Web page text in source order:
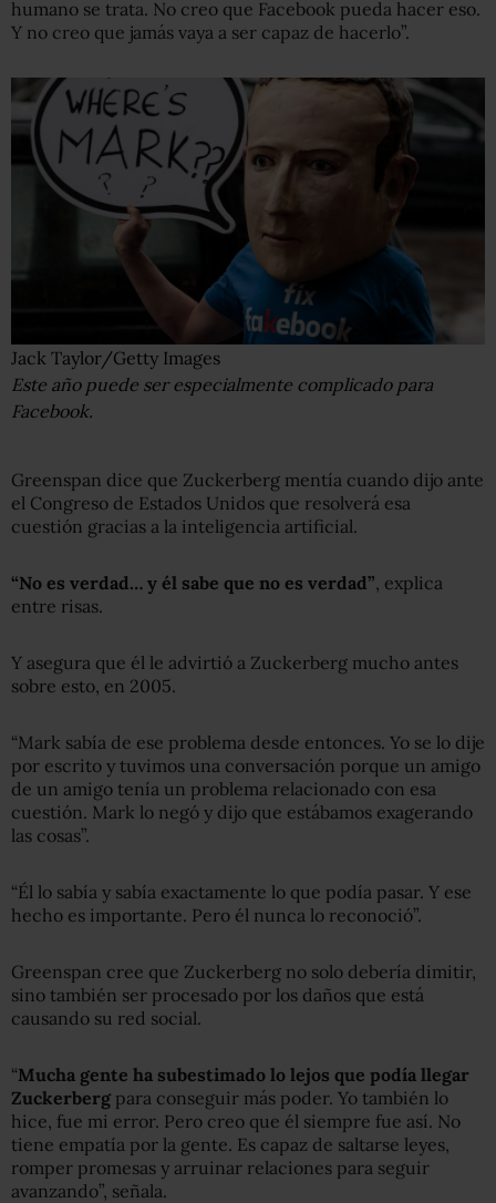
humano se trata. No creo que Facebook pueda hacer eso.
Y no creo que jamás vaya a ser capaz de hacerlo”.
Jack Taylor/Getty Images
Este año puede ser especialmente complicado para
Facebook.
Greenspan dice que Zuckerberg mentía cuando dijo ante
el Congreso de Estados Unidos que resolverá esa
cuestión gracias a la inteligencia artificial.
“No es verdad… y él sabe que no es verdad” , explica
entre risas.
Y asegura que él le advirtió a Zuckerberg mucho antes
sobre esto, en 2005.
“Mark sabía de ese problema desde entonces. Yo se lo dije
por escrito y tuvimos una conversación porque un amigo
de un amigo tenía un problema relacionado con esa
cuestión. Mark lo negó y dijo que estábamos exagerando
las cosas”.
“Él lo sabía y sabía exactamente lo que podía pasar. Y ese
hecho es importante. Pero él nunca lo reconoció”.
Greenspan cree que Zuckerberg no solo debería dimitir,
sino también ser procesado por los daños que está
causando su red social.
“Mucha gente ha subestimado lo lejos que podía llegar
Zuckerberg para conseguir más poder. Yo también lo
hice, fue mi error. Pero creo que él siempre fue así. No
tiene empatía por la gente. Es capaz de saltarse leyes,
romper promesas y arruinar relaciones para seguir
avanzando”, señala.